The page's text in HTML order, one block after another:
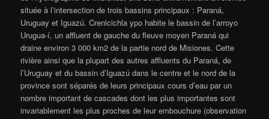
située à l’intersection de trois bassins principaux : Paraná,
Uruguay et Iguazú. Crenicichla ypo habite le bassin de l’arroyo
Urugua-í, un affluent de gauche du fleuve moyen Paraná qui
draine environ 3 000 km2 de la partie nord de Misiones. Cette
rivière ainsi que la plupart des autres affluents du Paraná, de
l’Uruguay et du bassin d’Iguazú dans le centre et le nord de la
province sont séparés de leurs principaux cours d’eau par un
nombre important de cascades dont les plus importantes sont
invariablement les plus proches de leur embouchure (observation